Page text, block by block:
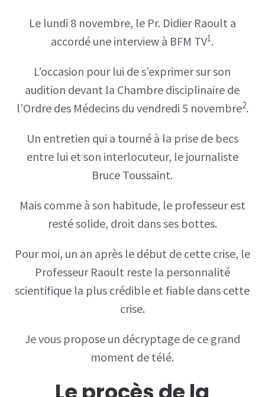
Le lundi 8 novembre, le Pr. Didier Raoult a
accordé une interview à BFM TV1 .
L’occasion pour lui de s’exprimer sur son
audition devant la Chambre disciplinaire de
l’Ordre des Médecins du vendredi 5 novembre2.
Un entretien qui a tourné à la prise de becs
entre lui et son interlocuteur, le journaliste
Bruce Toussaint.
Mais comme à son habitude, le professeur est
resté solide, droit dans ses bottes.
Pour moi, un an après le début de cette crise, le
Professeur Raoult reste la personnalité
scientifique la plus crédible et fiable dans cette
crise.
Je vous propose un décryptage de ce grand
moment de télé.